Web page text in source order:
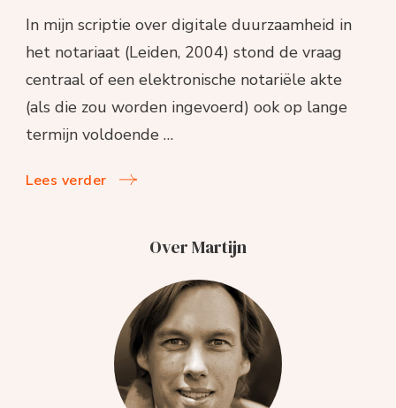
In mijn scriptie over digitale duurzaamheid in
het notariaat (Leiden, 2004) stond de vraag
centraal of een elektronische notariële akte
(als die zou worden ingevoerd) ook op lange
termijn voldoende …
Lees verder
Over Martijn